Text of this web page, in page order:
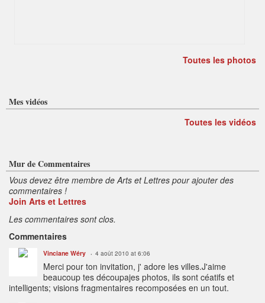
Toutes les photos
Mes vidéos
Toutes les vidéos
Mur de Commentaires
Vous devez être membre de Arts et Lettres pour ajouter des
commentaires !
Join Arts et Lettres
Les commentaires sont clos.
Commentaires
Vinciane Wéry 4 août 2010 at 6:06
Merci pour ton invitation, j' adore les villes.J'aime
beaucoup tes découpajes photos, ils sont céatifs et
intelligents; visions fragmentaires recomposées en un tout.